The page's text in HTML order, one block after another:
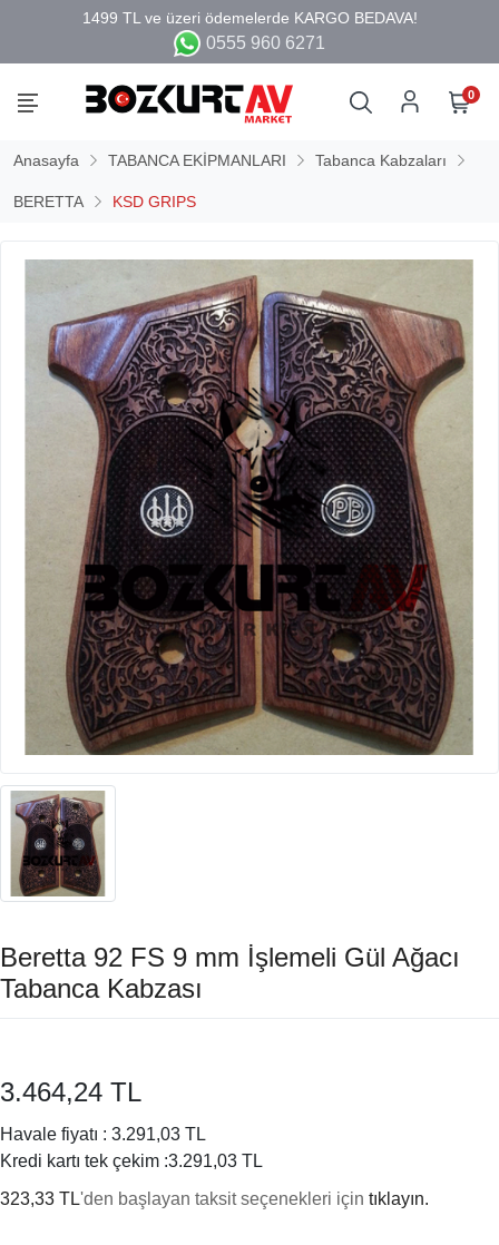
0555 960 6271
0
Anasayfa TABANCA EKİPMANLARI Tabanca Kabzaları
BERETTA KSD GRIPS
Beretta 92 FS 9 mm İşlemeli Gül Ağacı
Tabanca Kabzası
3.464,24 TL
Havale fiyatı : 3.291,03 TL
Kredi kartı tek çekim :3.291,03 TL
323,33 TL'den başlayan taksit seçenekleri için tıklayın.